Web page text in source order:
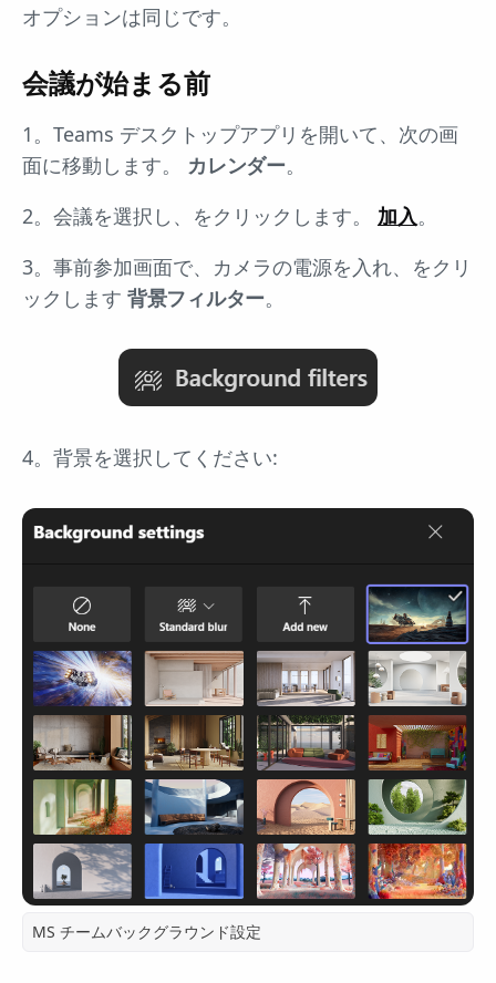
オプションは同じです。
会議が始まる前
1。Teams デスクトップアプリを開いて、次の画
面に移動します。 カレンダー。
2。会議を選択し、をクリックします。 加入。
3。事前参加画面で、カメラの電源を入れ、をクリ
ックします 背景フィルター。
4。背景を選択してください:
MS チームバックグラウンド設定